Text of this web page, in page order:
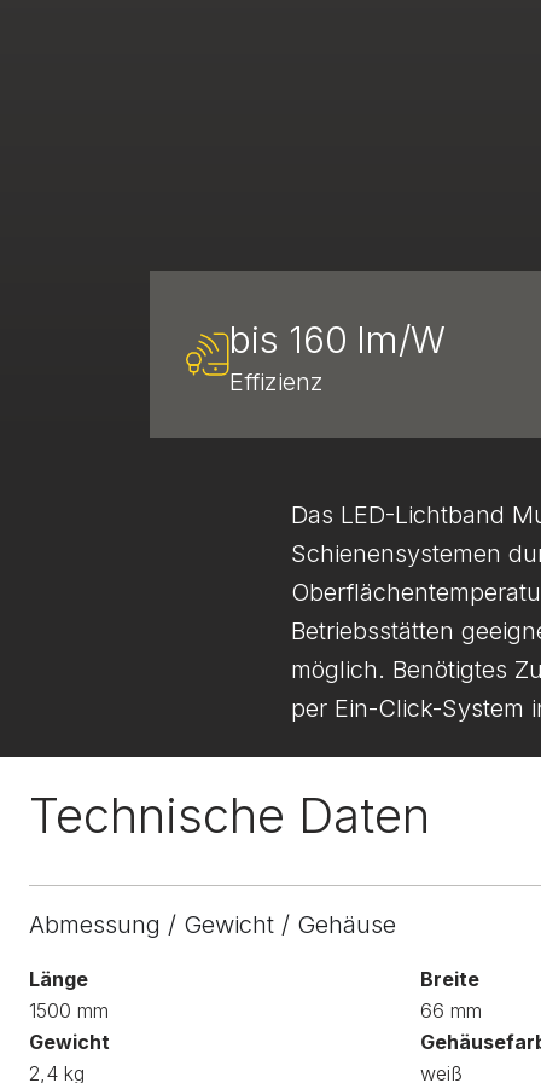
bis 160 lm/W
Effizienz
Das LED-Lichtband
Schienensystemen
Betriebsstätten
möglich. Benötigtes
per Ein-Click-System
Technische Daten
Abmessung / Gewicht / Gehäuse
Länge
1500 mm
Breite
66 mm
Gewicht
2,4 kg
weiß